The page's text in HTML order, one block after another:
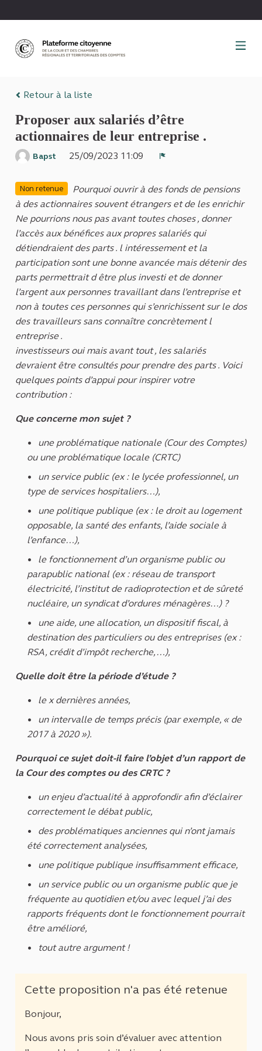
Retour à la liste
Proposer aux salariés d’être
actionnaires de leur entreprise .
Bapst
25/09/2023 11:09
Non retenue
Pourquoi ouvrir à des fonds de pensions
à des actionnaires souvent étrangers et de les enrichir
Ne pourrions nous pas avant toutes choses , donner
l’accès aux bénéfices aux propres salariés qui
détiendraient des parts . l intéressement et la
participation sont une bonne avancée mais détenir des
parts permettrait d être plus investi et de donner
l’argent aux personnes travaillant dans l’entreprise et
non à toutes ces personnes qui s’enrichissent sur le dos
des travailleurs sans connaître concrètement l
entreprise .
investisseurs oui mais avant tout , les salariés
devraient être consultés pour prendre des parts . Voici
quelques points d’appui pour inspirer votre
contribution :
Que concerne mon sujet ?
une problématique nationale (Cour des Comptes)
ou une problématique locale (CRTC)
un service public (ex : le lycée professionnel, un
type de services hospitaliers…),
une politique publique (ex : le droit au logement
opposable, la santé des enfants, l’aide sociale à
l’enfance…),
le fonctionnement d’un organisme public ou
parapublic national (ex : réseau de transport
électricité, l’institut de radioprotection et de sûreté
nucléaire, un syndicat d’ordures ménagères…) ?
une aide, une allocation, un dispositif fiscal, à
destination des particuliers ou des entreprises (ex :
RSA, crédit d’impôt recherche,…),
Quelle doit être la période d’étude ?
le x dernières années,
un intervalle de temps précis (par exemple, « de
2017 à 2020 »).
Pourquoi ce sujet doit-il faire l’objet d’un rapport de
la Cour des comptes ou des CRTC ?
un enjeu d’actualité à approfondir afin d’éclairer
correctement le débat public,
des problématiques anciennes qui n’ont jamais
été correctement analysées,
une politique publique insuffisamment efficace,
un service public ou un organisme public que je
fréquente au quotidien et/ou avec lequel j’ai des
rapports fréquents dont le fonctionnement pourrait
être amélioré,
tout autre argument !
Cette proposition n'a pas été retenue
Bonjour,
Nous avons pris soin d’évaluer avec attention